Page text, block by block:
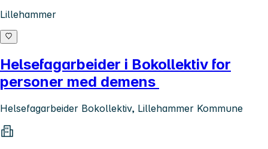
Lillehammer
Helsefagarbeider i Bokollektiv for
personer med demens
Helsefagarbeider Bokollektiv, Lillehammer Kommune